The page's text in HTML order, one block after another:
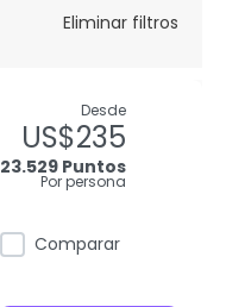
Eliminar filtros
Desde
US$235
23.529 Puntos
Por persona
Comparar